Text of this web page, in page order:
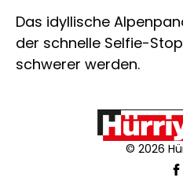
Das idyllische
der schnelle Selfie-
schwerer werden.
© 2026